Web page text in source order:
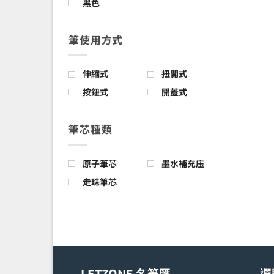
筆使用方式
伸縮式
扭開式
按鈕式
開蓋式
筆芯種類
原子筆芯
墨水補充庒
走珠筆芯